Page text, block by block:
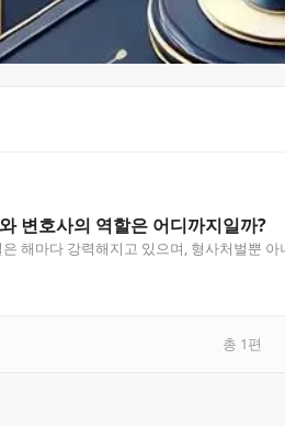
변호사의 역할은 어디까지일까?
해마다 강력해지고 있으며, 형사처벌뿐
총 1편